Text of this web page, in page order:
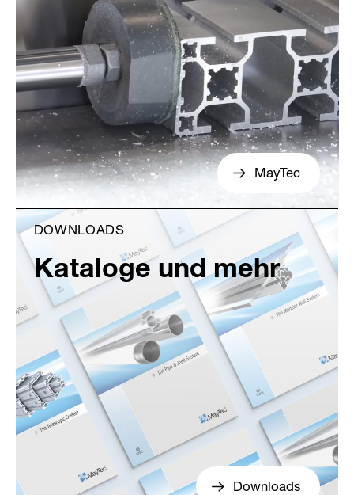
MayTec
DOWNLOADS
Kataloge und mehr
Downloads